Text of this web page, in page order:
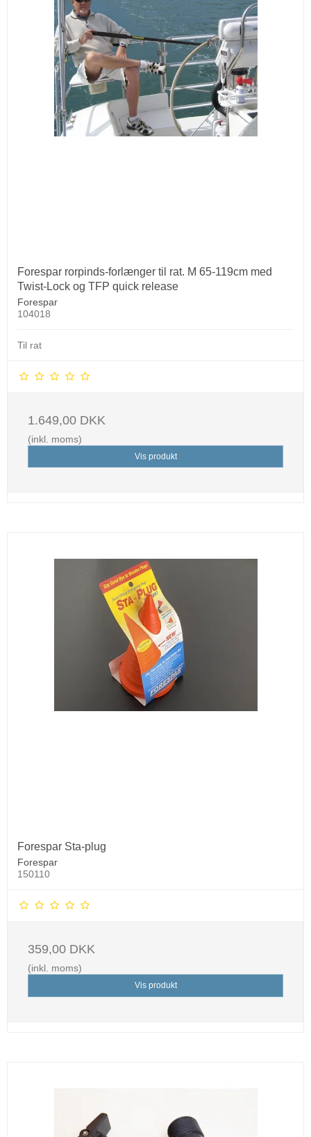
Forespar rorpinds-forlænger til rat. M 65-119cm med
Twist-Lock og TFP quick release
Forespar
104018
Til rat
1.649,00 DKK
(inkl. moms)
Vis produkt
Forespar Sta-plug
Forespar
150110
359,00 DKK
(inkl. moms)
Vis produkt